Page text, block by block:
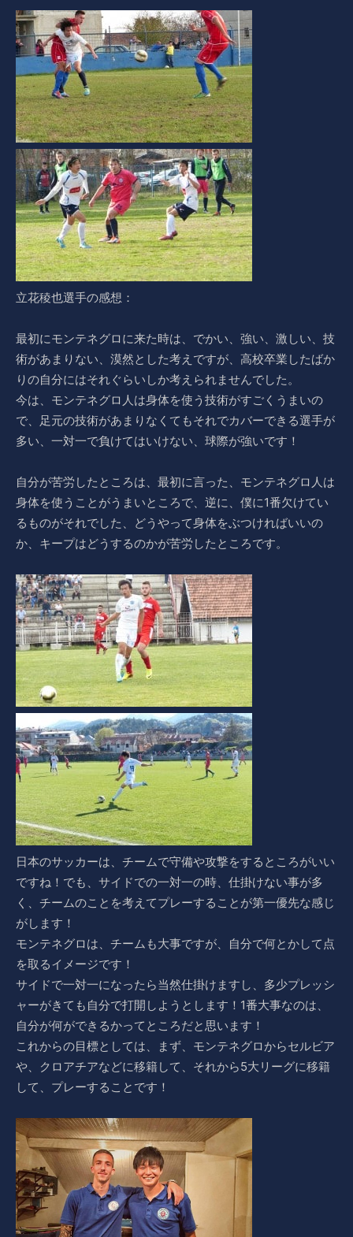
立花稜也選手の感想：
最初にモンテネグロに来た時は、でかい、強い、激しい、技
術があまりない、漠然とした考えですが、高校卒業したばか
りの自分にはそれぐらいしか考えられませんでした。
今は、モンテネグロ人は身体を使う技術がすごくうまいの
で、足元の技術があまりなくてもそれでカバーできる選手が
多い、一対一で負けてはいけない、球際が強いです！
自分が苦労したところは、最初に言った、モンテネグロ人は
身体を使うことがうまいところで、逆に、僕に1番欠けてい
るものがそれでした、どうやって身体をぶつければいいの
か、キープはどうするのかが苦労したところです。
日本のサッカーは、チームで守備や攻撃をするところがいい
ですね！でも、サイドでの一対一の時、仕掛けない事が多
く、チームのことを考えてプレーすることが第一優先な感じ
がします！
モンテネグロは、チームも大事ですが、自分で何とかして点
を取るイメージです！
サイドで一対一になったら当然仕掛けますし、多少プレッシ
ャーがきても自分で打開しようとします！1番大事なのは、
自分が何ができるかってところだと思います！
これからの目標としては、まず、モンテネグロからセルビア
や、クロアチアなどに移籍して、それから5大リーグに移籍
して、プレーすることです！